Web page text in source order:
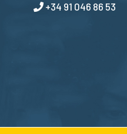
+34 91 046 86 53